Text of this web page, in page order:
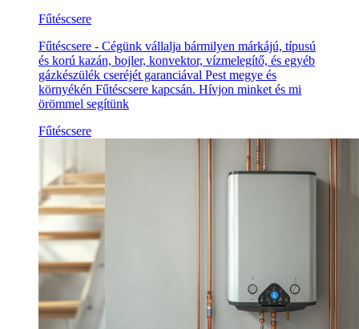
Fűtéscsere
Fűtéscsere - Cégünk vállalja bármilyen márkájú, típusú
és korú kazán, bojler, konvektor, vízmelegítő, és egyéb
gázkészülék cseréjét garanciával Pest megye és
környékén Fűtéscsere kapcsán. Hívjon minket és mi
örömmel segítünk
Fűtéscsere